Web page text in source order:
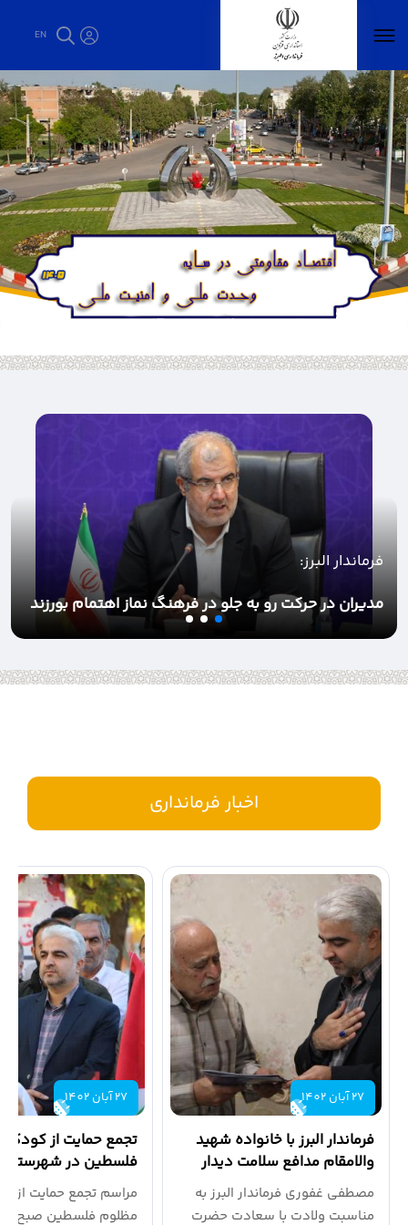
EN
استانداری قزوین - فرمانداری البرز
به ریاست فرماندار البرز؛
ستاد تسهیل و رفع موانع تولید شهرستان البرز برگزار شد
اخبار فرمانداری
اخبار بخشداری ها
اطلاعیه ها
گالری تصاویر
27 آبان 1402
فرماندار البرز با خانواده شهید
والامقام مدافع سلامت دیدار
مصطفی غفوری فرماندار البرز به
مناسبت ولادت با سعادت حضرت
27 آبان 1402
تجمع حمایت از
فلسطین در شهرستان
برگزار شد
مراسم تجمع حمایت از
مظلوم فلسطین صبح